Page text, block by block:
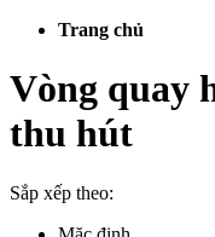
Trang chủ
Vòng quay
thu hút
Sắp xếp theo: